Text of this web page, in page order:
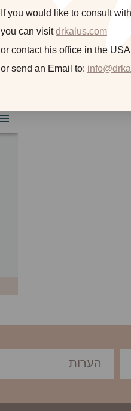
If you would like to consult
you can visitdrkalus.com
or contact his office in the USA
or send an Email to: